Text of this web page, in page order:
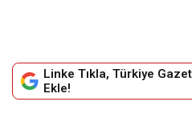
Linke Tıkla, Türkiye
Ekle!